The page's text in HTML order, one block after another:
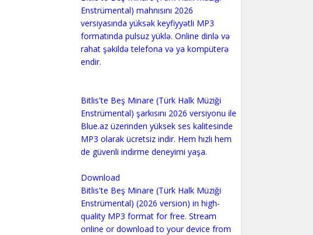
Enstrümental) mahnısını 2026
versiyasında yüksək keyfiyyətli MP3
formatında pulsuz yüklə. Online dinlə və
rahat şəkildə telefona və ya kompüterə
endir.
Bitlis'te Beş Minare (Türk Halk Müziği
Enstrümental) şarkısını 2026 versiyonu ile
Blue.az üzerinden yüksek ses kalitesinde
MP3 olarak ücretsiz indir. Hem hızlı hem
de güvenli indirme deneyimi yaşa.
Download
Bitlis'te Beş Minare (Türk Halk Müziği
Enstrümental) (2026 version) in high-
quality MP3 format for free. Stream
online or download to your device from